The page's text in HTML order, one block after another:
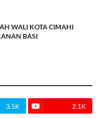
WALI KOTA CIMAHI
BASI
3.5K 2.1K